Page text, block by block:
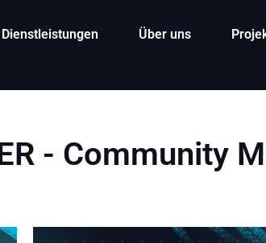
Dienstleistungen Über uns
- Community